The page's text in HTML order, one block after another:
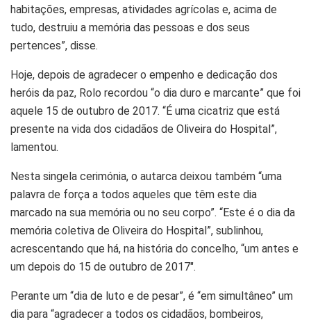
habitações, empresas, atividades agrícolas e, acima de
tudo, destruiu a memória das pessoas e dos seus
pertences”, disse.
Hoje, depois de agradecer o empenho e dedicação dos
heróis da paz, Rolo recordou “o dia duro e marcante” que foi
aquele 15 de outubro de 2017. “É uma cicatriz que está
presente na vida dos cidadãos de Oliveira do Hospital”,
lamentou.
Nesta singela cerimónia, o autarca deixou também “uma
palavra de força a todos aqueles que têm este dia
marcado na sua memória ou no seu corpo”. “Este é o dia da
memória coletiva de Oliveira do Hospital”, sublinhou,
acrescentando que há, na história do concelho, “um antes e
um depois do 15 de outubro de 2017″.
Perante um “dia de luto e de pesar”, é “em simultâneo” um
dia para “agradecer a todos os cidadãos, bombeiros,